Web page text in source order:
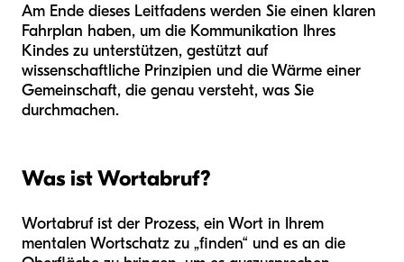
Am Ende dieses Leitfadens werden Sie einen klaren
Fahrplan haben, um die Kommunikation Ihres
Kindes zu unterstützen, gestützt auf
wissenschaftliche Prinzipien und die Wärme einer
Gemeinschaft, die genau versteht, was Sie
durchmachen.
Was ist Wortabruf?
Wortabruf ist der Prozess, ein Wort in Ihrem
mentalen Wortschatz zu „finden“ und es an die